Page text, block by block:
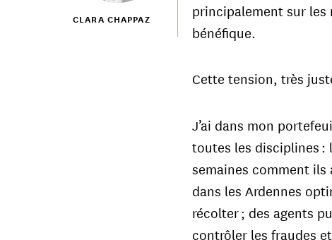
CLARA CHAPPAZ
principalement sur les
bénéfique.
Cette tension, très
J’ai dans mon
toutes les disciplines :
semaines comment
dans les Ardennes
récolter ; des agents
contrôler les fraudes